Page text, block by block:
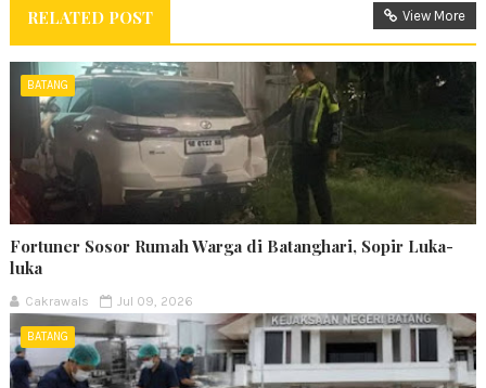
RELATED POST View More
BATANG
Fortuner Sosor Rumah Warga di Batanghari, Sopir Luka-
luka
Cakrawals Jul 09, 2026
BATANG